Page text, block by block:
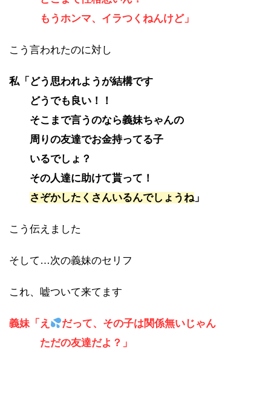
もうホンマ、イラつくねんけど」
こう言われたのに対し
私「どう思われようが結構です
どうでも良い！！
そこまで言うのなら義妹ちゃんの
周りの友達でお金持ってる子
いるでしょ？
その人達に助けて貰って！
さぞかしたくさんいるんでしょうね」
こう伝えました
そして…次の義妹のセリフ
これ、嘘ついて来てます
義妹「え
だって、その子は関係無いじゃん
ただの友達だよ？」